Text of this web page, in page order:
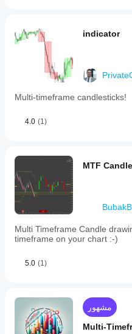
indicator
Multi-timeframe candlesticks!
4.0 (1)
MTF
Multi Timeframe Candle
timeframe on your chart :-)
5.0 (1)
مشهور
Multi-